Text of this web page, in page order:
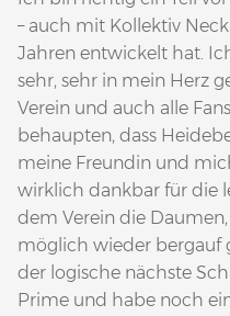
– auch mit Kollektiv
Jahren entwickelt hat.
sehr, sehr in mein Herz
Verein und auch alle
behaupten, dass
meine Freundin und
wirklich dankbar für die
dem Verein die
möglich wieder bergauf
der logische nächste
Prime und habe noch